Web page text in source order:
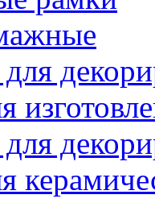
для
для